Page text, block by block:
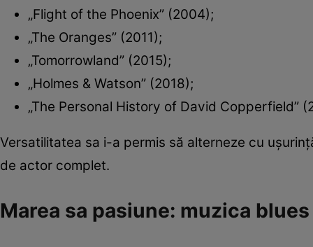
„Flight of the Phoenix” (2004);
„The Oranges” (2011);
„Tomorrowland” (2015);
„Holmes & Watson” (2018);
„The Personal History of David Copperfield”
Versatilitatea sa i-a permis să alterneze cu
de actor complet.
Marea sa pasiune: muzica blues